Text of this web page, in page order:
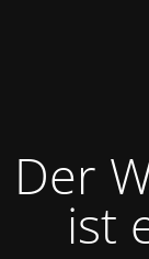
Der
ist